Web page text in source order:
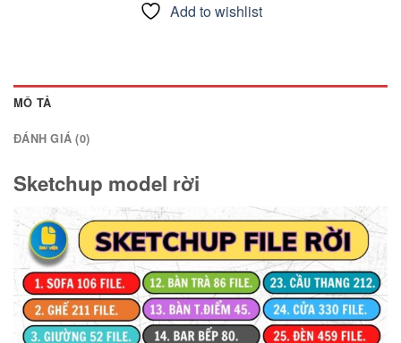
Add to wishlist
MÔ TẢ
ĐÁNH GIÁ (0)
Sketchup model rời